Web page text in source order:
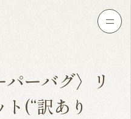
パーバグ〉リ
(“訳あり